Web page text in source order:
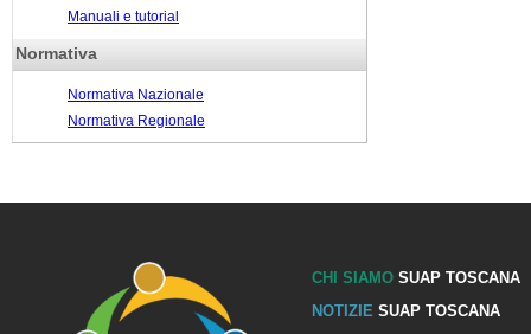
Manuali e tutorial
Normativa
Normativa Nazionale
Normativa Regionale
CHI SIAMOSUAP TOSCANA
NOTIZIE SUAP TOSCANA